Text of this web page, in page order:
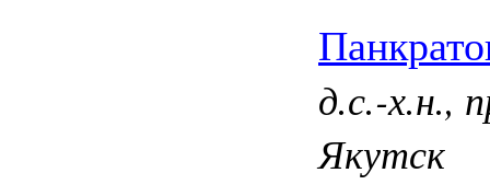
д.с.-х.н.,
Якутск